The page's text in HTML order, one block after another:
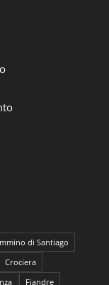
di Santiago
Crociera
Fiandre